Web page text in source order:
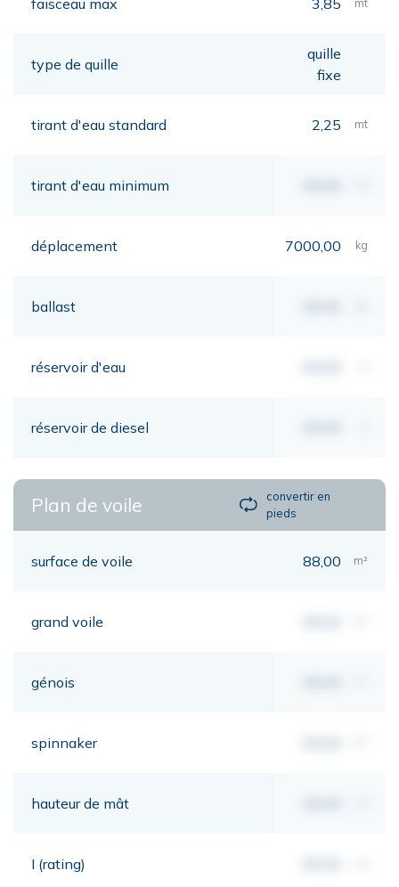
mt
type de quille
quille
fixe
tirant d'eau standard 2,25 mt
tirant d'eau minimum
déplacement 7000,00 kg
ballast
réservoir d'eau
réservoir de diesel
Plan de voile
convertir en
pieds
surface de voile 88,00 m²
grand voile
génois
spinnaker
hauteur de mât
I (rating)